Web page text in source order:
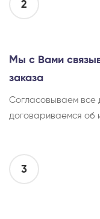
2
Мы с Вами
заказа
Согласовываем все
договариваемся об
3